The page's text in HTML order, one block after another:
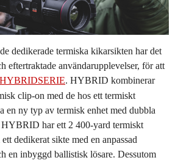
dedikerade termiska kikarsikten har det
eftertraktade användarupplevelser, för att
HYBRIDSERIE. HYBRID kombinerar
clip-on med de hos ett termiskt
en ny typ av termisk enhet med dubbla
HYBRID har ett 2 400-yard termiskt
dedikerat sikte med en anpassad
en inbyggd ballistisk lösare. Dessutom